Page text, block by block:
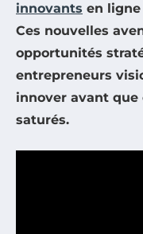
innovants en ligne
Ces nouvelles
opportunités
entrepreneurs
innover avant que
saturés.